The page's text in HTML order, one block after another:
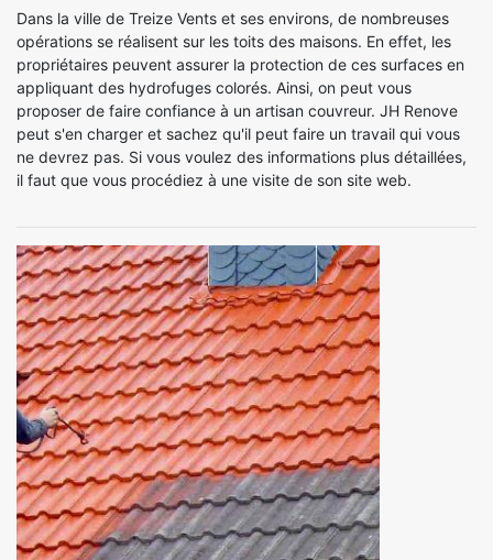
Dans la ville de Treize Vents et ses environs, de nombreuses
opérations se réalisent sur les toits des maisons. En effet, les
propriétaires peuvent assurer la protection de ces surfaces en
appliquant des hydrofuges colorés. Ainsi, on peut vous
proposer de faire confiance à un artisan couvreur. JH Renove
peut s'en charger et sachez qu'il peut faire un travail qui vous
ne devrez pas. Si vous voulez des informations plus détaillées,
il faut que vous procédiez à une visite de son site web.